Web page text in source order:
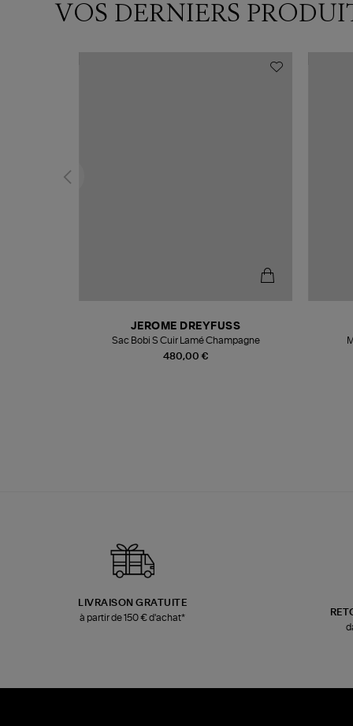
VOS DERNIERS
480,00 €
JEROME DREYFUSS
Sac Bobi S Cuir Lamé Champagne
LIVRAISON GRATUITE
à partir de 150 € d'achat*